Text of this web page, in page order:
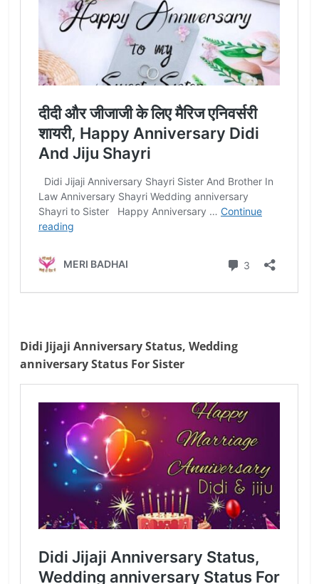
Didi Jijaji Anniversary Status, Wedding
anniversary Status For Sister